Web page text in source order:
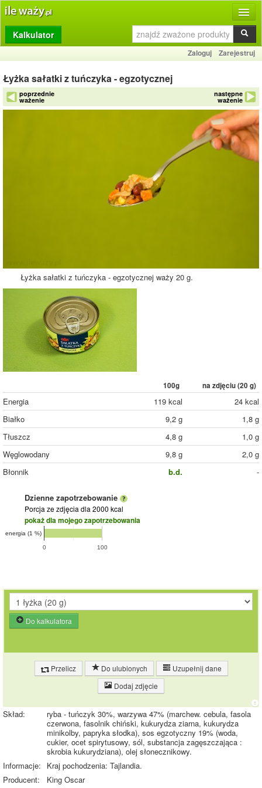
Produkty
Dziennik
Przelicznik
Porównywarka
Kalkulator
Zaloguj Zarejestruj
Łyżka sałatki z tuńczyka - egzotycznej
poprzednie
ważenie
następne
ważenie
Łyżka sałatki z tuńczyka - egzotycznej waży 20 g.
100g na zdjęciu (20 g)
Energia 119 kcal
24 kcal
Białko
9,2 g
1,8 g
Tłuszcz
4,8 g
1,0 g
Węglowodany
9,8 g
2,0 g
Błonnik
b.d. -
Dzienne zapotrzebowanie
Porcja ze zdjęcia dla 2000 kcal
pokaż dla mojego zapotrzebowania
0 100
energia (1 %)
Do kalkulatora
Przelicz Do ulubionych
Uzupełnij dane
Dodaj zdjęcie
Skład:
ryba - tuńczyk 30%, warzywa 47% (marchew. cebula, fasola
czerwona, fasolnik chiński, kukurydza ziarna, kukurydza
minikolby, papryka słodka), sos egzotyczny 19% (woda,
cukier, ocet spirytusowy, sól, substancja zagęszczająca :
skrobia kukurydziana), olej słonecznikowy.
Informacje:
Kraj pochodzenia: Tajlandia.
Producent:
King Oscar